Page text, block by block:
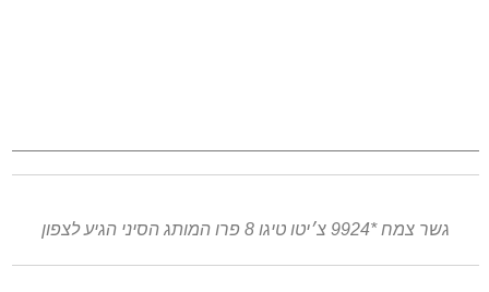
גשר צמח *9924 צ׳יטו טיגו 8 פרו המותג הסיני הגיע לצפון